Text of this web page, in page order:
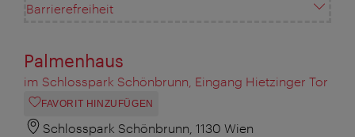
Barrierefreiheit
Palmenhaus
im Schlosspark Schönbrunn, Eingang Hietzinger Tor
FAVORIT HINZUFÜGEN
Schlosspark Schönbrunn, 1130 Wien